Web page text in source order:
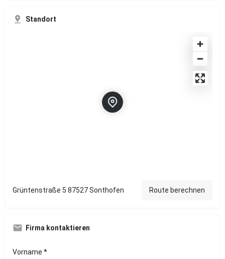
Standort
Grüntenstraße 5 87527 Sonthofen Route berechnen
Firma kontaktieren